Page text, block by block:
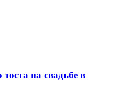
на свадьбе в